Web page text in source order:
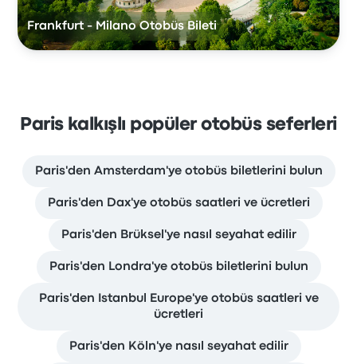
Frankfurt - Milano Otobüs Bileti
Paris kalkışlı popüler otobüs seferleri
Paris'den Amsterdam'ye otobüs biletlerini bulun
Paris'den Dax'ye otobüs saatleri ve ücretleri
Paris'den Brüksel'ye nasıl seyahat edilir
Paris'den Londra'ye otobüs biletlerini bulun
Paris'den Istanbul Europe'ye otobüs saatleri ve
ücretleri
Paris'den Köln'ye nasıl seyahat edilir